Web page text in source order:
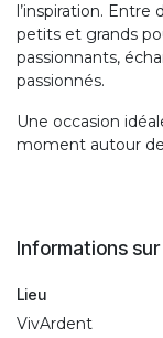
l’inspiration.
petits et grands
passionnants,
passionnés.
Une occasion
moment autour de
Informations
Lieu
VivArdent